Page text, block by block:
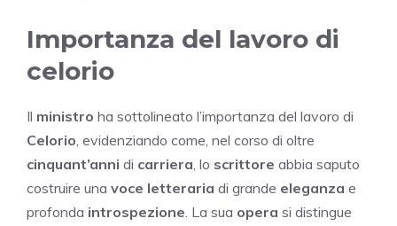
Importanza del lavoro di
celorio
Il ministro ha sottolineato l’importanza del lavoro di
Celorio, evidenziando come, nel corso di oltre
cinquant’anni di carriera, lo scrittore abbia saputo
costruire una voce letteraria di grande eleganza e
profonda introspezione. La sua opera si distingue